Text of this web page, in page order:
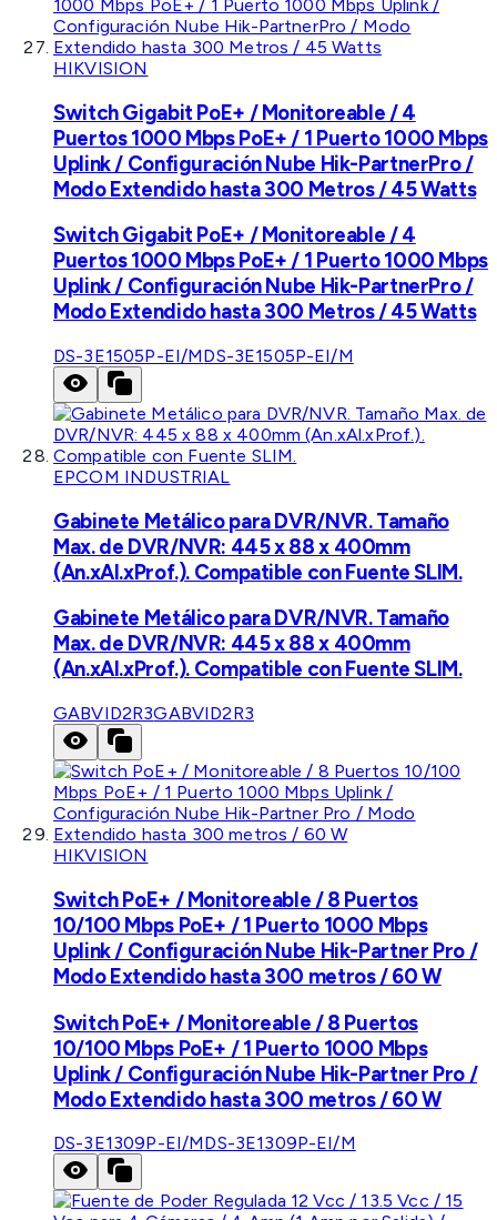
HIKVISION
Switch Gigabit PoE+ / Monitoreable / 4
Puertos 1000 Mbps PoE+ / 1 Puerto 1000 Mbps
Uplink / Configuración Nube Hik-PartnerPro /
Modo Extendido hasta 300 Metros / 45 Watts
Switch Gigabit PoE+ / Monitoreable / 4
Puertos 1000 Mbps PoE+ / 1 Puerto 1000 Mbps
Uplink / Configuración Nube Hik-PartnerPro /
Modo Extendido hasta 300 Metros / 45 Watts
DS-3E1505P-EI/MDS-3E1505P-EI/M
EPCOM INDUSTRIAL
Gabinete Metálico para DVR/NVR. Tamaño
Max. de DVR/NVR: 445 x 88 x 400mm
(An.xAl.xProf.). Compatible con Fuente SLIM.
Gabinete Metálico para DVR/NVR. Tamaño
Max. de DVR/NVR: 445 x 88 x 400mm
(An.xAl.xProf.). Compatible con Fuente SLIM.
GABVID2R3GABVID2R3
HIKVISION
Switch PoE+ / Monitoreable / 8 Puertos
10/100 Mbps PoE+ / 1 Puerto 1000 Mbps
Uplink / Configuración Nube Hik-Partner Pro /
Modo Extendido hasta 300 metros / 60 W
Switch PoE+ / Monitoreable / 8 Puertos
10/100 Mbps PoE+ / 1 Puerto 1000 Mbps
Uplink / Configuración Nube Hik-Partner Pro /
Modo Extendido hasta 300 metros / 60 W
DS-3E1309P-EI/MDS-3E1309P-EI/M